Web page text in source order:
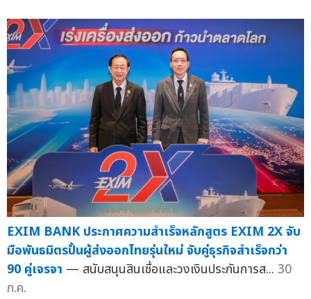
EXIM BANK ประกาศความสำเร็จหลักสูตร EXIM 2X จับ
มือพันธมิตรปั้นผู้ส่งออกไทยรุ่นใหม่ จับคู่ธุรกิจสำเร็จกว่า
90 คู่เจรจา — สนับสนุนสินเชื่อและวงเงินประกันการส... 30
ก.ค.